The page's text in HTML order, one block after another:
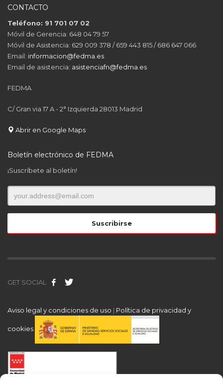
CONTACTO
Teléfono: 91 701 07 02
Móvil de Gerencia: 648 04 79 57
Móvil de Asistencia: 629 009 378 / 659 443 815 / 686 647 066
Email: informacion@fedma.es
Email de asistencia: asistenciafn@fedma.es
FEDMA
C/ Gran via 17 A - 2° Izquierda 28013 Madrid
Abrir en Google Maps
Boletín electrónico de FEDMA
¡Suscríbete al boletín!
GET SOCIAL
Aviso legal y condiciones de uso | Política de privacidad y
cookies